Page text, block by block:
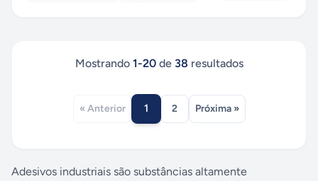
Mostrando 1-20de 38 resultados
« Anterior 1 2 Próxima »
Adesivos industriais são substâncias altamente